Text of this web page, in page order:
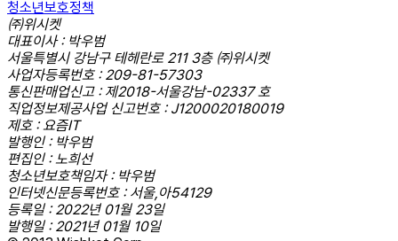
청소년보호정책
㈜위시켓
대표이사 : 박우범
서울특별시 강남구 테헤란로 211 3층 ㈜위시켓
사업자등록번호 : 209-81-57303
통신판매업신고 : 제2018-서울강남-02337 호
직업정보제공사업 신고번호 : J1200020180019
제호 : 요즘IT
발행인 : 박우범
편집인 : 노희선
청소년보호책임자 : 박우범
인터넷신문등록번호 : 서울,아54129
등록일 : 2022년 01월 23일
발행일 : 2021년 01월 10일